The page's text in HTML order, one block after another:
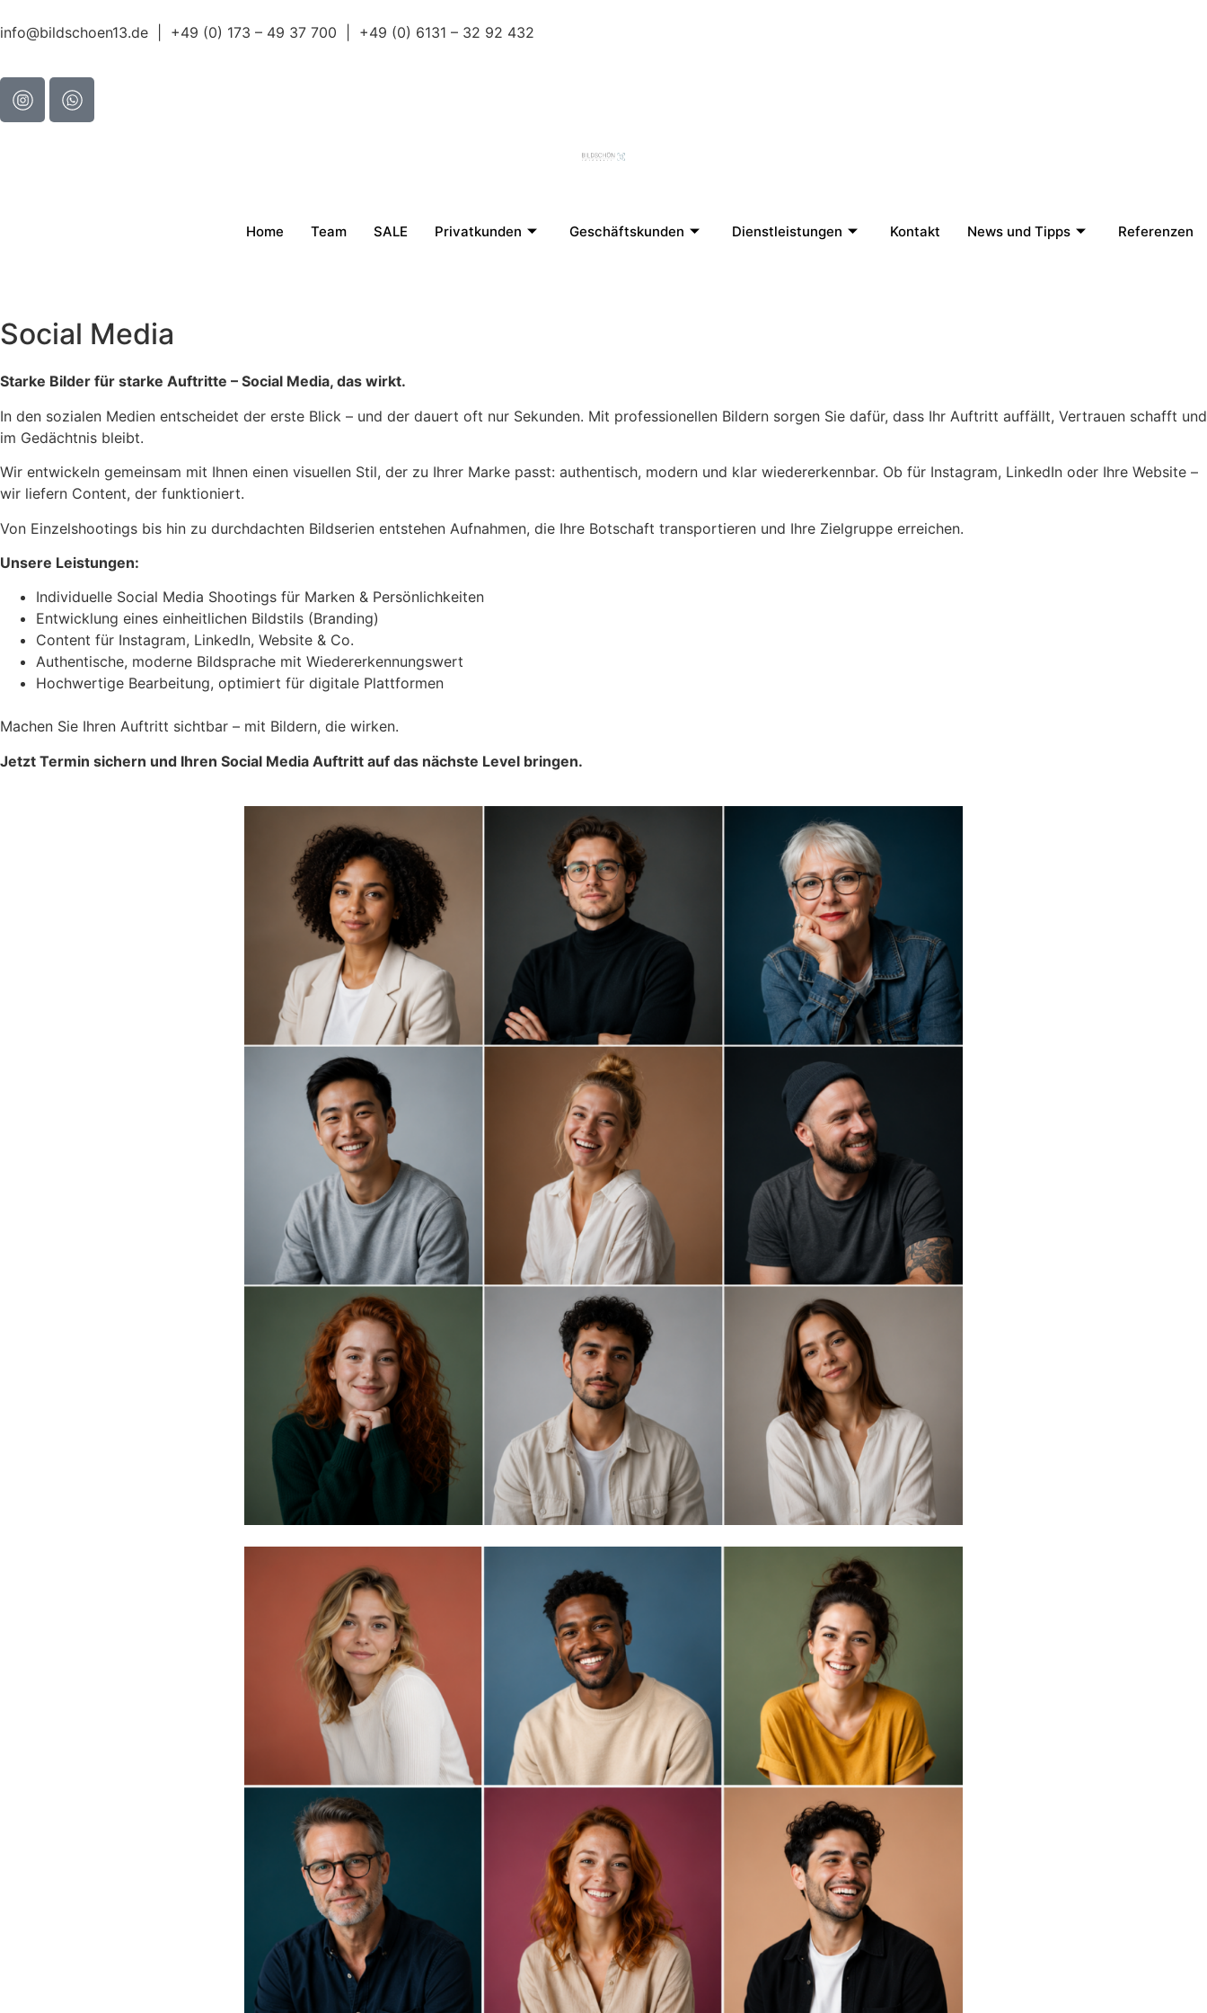
info@bildschoen13.de | +49 (0) 173 – 49 37 700 | +49 (0) 6131 – 32 92 432
Home Team SALE Privatkunden Geschäftskunden Dienstleistungen Kontakt News und Tipps Referenzen
Social Media
Starke Bilder für starke Auftritte – Social Media, das wirkt.
In den sozialen Medien entscheidet der erste Blick – und der dauert oft nur Sekunden. Mit professionellen Bildern sorgen Sie dafür, dass Ihr Auftritt auffällt, Vertrauen schafft und
im Gedächtnis bleibt.
Wir entwickeln gemeinsam mit Ihnen einen visuellen Stil, der zu Ihrer Marke passt: authentisch, modern und klar wiedererkennbar. Ob für Instagram, LinkedIn oder Ihre Website –
wir liefern Content, der funktioniert.
Von Einzelshootings bis hin zu durchdachten Bildserien entstehen Aufnahmen, die Ihre Botschaft transportieren und Ihre Zielgruppe erreichen.
Unsere Leistungen:
Individuelle Social Media Shootings für Marken & Persönlichkeiten
Entwicklung eines einheitlichen Bildstils (Branding)
Content für Instagram, LinkedIn, Website & Co.
Authentische, moderne Bildsprache mit Wiedererkennungswert
Hochwertige Bearbeitung, optimiert für digitale Plattformen
Machen Sie Ihren Auftritt sichtbar – mit Bildern, die wirken.
Jetzt Termin sichern und Ihren Social Media Auftritt auf das nächste Level bringen.